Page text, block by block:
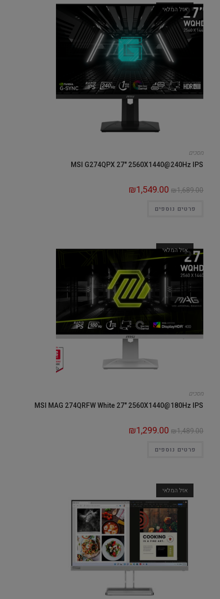
אזל המלאי
מסכים
MSI G274QPX 27" 2560X1440@240Hz IPS
₪1,689.00
₪1,549.00
פרטים נוספים
אזל המלאי
מסכים
MSI MAG 274QRFW White 27" 2560X1440@180Hz IPS
₪1,489.00
₪1,299.00
פרטים נוספים
אזל המלאי